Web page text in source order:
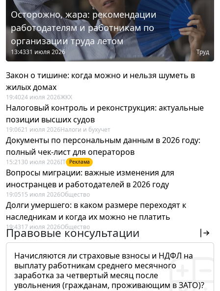
Осторожно, жара: рекомендации
работодателям и работникам по
организации труда летом
13:4331 июля 2026 Труд
Закон о тишине: когда можно и нельзя шуметь в
жилых домах
19:4024 июля 2026ЖКХ
Налоговый контроль и реконструкция: актуальные
позиции высших судов
19:0621 июля 2026Налоги и бухучет
Документы по персональным данным в 2026 году:
полный чек-лист для операторов
15:21 30 июля 2026IT Реклама
Вопросы миграции: важные изменения для
иностранцев и работодателей в 2026 году
19:0515 июля 2026Общество
Долги умершего: в каком размере переходят к
наследникам и когда их можно не платить
19:4317 июля 2026Общество
Правовые консультации
Начисляются ли страховые взносы и НДФЛ на
выплату работникам среднего месячного
заработка за четвертый месяц после
увольнения (гражданам, проживающим в ЗАТО)?